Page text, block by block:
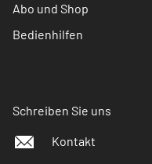
Abo und Shop
Bedienhilfen
Schreiben Sie uns
Kontakt